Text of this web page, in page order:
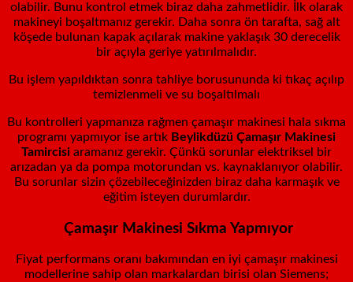
olabilir. Bunu kontrol etmek biraz daha zahmetlidir. İlk olarak
makineyi boşaltmanız gerekir. Daha sonra ön tarafta, sağ alt
köşede bulunan kapak açılarak makine yaklaşık 30 derecelik
bir açıyla geriye yatırılmalıdır.
Bu işlem yapıldıktan sonra tahliye borusununda ki tıkaç açılıp
temizlenmeli ve su boşaltılmalı
Bu kontrolleri yapmanıza rağmen çamaşır makinesi hala sıkma
programı yapmıyor ise artık Beylikdüzü Çamaşır Makinesi
Tamircisi aramanız gerekir. Çünkü sorunlar elektriksel bir
arızadan ya da pompa motorundan vs. kaynaklanıyor olabilir.
Bu sorunlar sizin çözebileceğinizden biraz daha karmaşık ve
eğitim isteyen durumlardır.
Çamaşır Makinesi Sıkma Yapmıyor
Fiyat performans oranı bakımından en iyi çamaşır makinesi
modellerine sahip olan markalardan birisi olan Siemens;